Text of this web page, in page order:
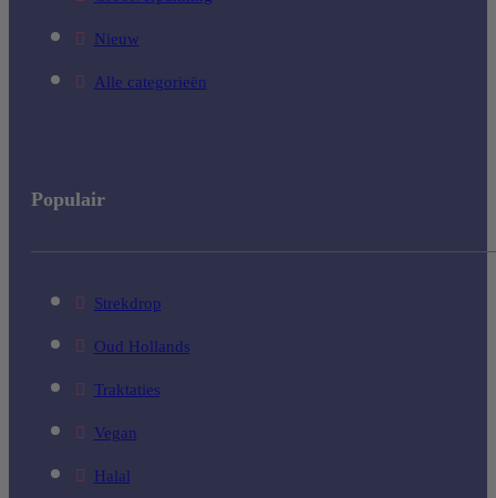
Nieuw
Alle categorieën
Populair
Strekdrop
Oud Hollands
Traktaties
Vegan
Halal